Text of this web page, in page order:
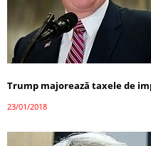
Trump majorează taxele de
23/01/2018